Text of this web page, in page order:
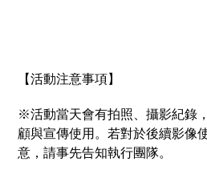
【活動注意事項】
※活動當天會有拍照、攝影紀錄
顧與宣傳使用。若對於後續影像
意，請事先告知執行團隊。